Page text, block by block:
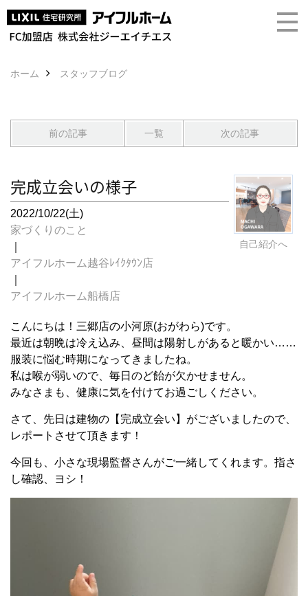
ホーム スタッフブログ
前の記事 一覧 次の記事
自己紹介へ
完成立会いの様子
2022/10/22(土)
家づくりのこと
アイフルホーム越谷ﾚｲｸﾀｳﾝ店
アイフルホーム船橋店
こんにちは！三郷店の小河原(おがわら)です。
最近は朝晩は冷え込み、昼間は陽射しがあると暖かい……
服装に悩む時期になってきましたね。
私は喉が弱いので、毎日のど飴が欠かせません。
みなさまも、健康に気を付けてお過ごしください。
さて、先日は建物の【完成立会い】がございましたので、
レポートさせて頂きます！
今回も、小さな現場監督さんがご一緒してくれます。指さ
し確認、ヨシ！